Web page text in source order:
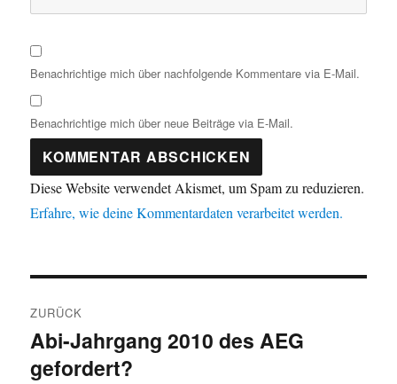
Benachrichtige mich über nachfolgende Kommentare via E-Mail.
Benachrichtige mich über neue Beiträge via E-Mail.
Diese Website verwendet Akismet, um Spam zu reduzieren.
Erfahre, wie deine Kommentardaten verarbeitet werden.
ZURÜCK
Vorheriger
Beitrag:
Abi-Jahrgang 2010 des AEG
gefordert?